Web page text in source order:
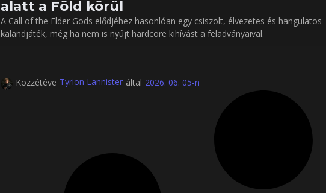
alatt a Föld körül
A Call of the Elder Gods elődjéhez hasonlóan egy csiszolt, élvezetes és hangulatos
kalandjáték, még ha nem is nyújt hardcore kihívást a feladványaival.
Közzétéve Tyrion Lannister által 2026. 06. 05-n